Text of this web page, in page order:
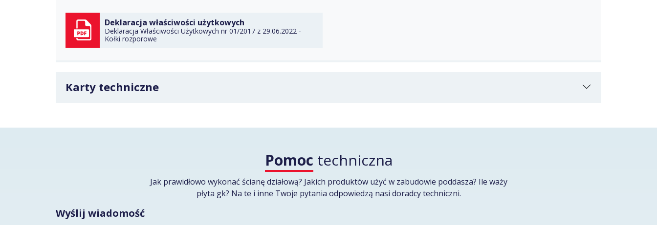
Deklaracja właściwości użytkowych
Deklaracja Właściwości Użytkowych nr 01/2017 z 29.06.2022 -
Kołki rozporowe
Karty techniczne
Pomoc techniczna
Jak prawidłowo wykonać ścianę działową? Jakich produktów użyć w zabudowie poddasza? Ile waży
płyta gk? Na te i inne Twoje pytania odpowiedzą nasi doradcy techniczni.
Wyślij wiadomość